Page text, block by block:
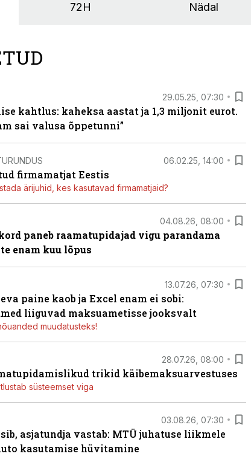
72H Nädal
29.05.25, 07:30
kahtlus: kaheksa aastat ja 1,3 miljonit eurot.
sai valusa õppetunni”
06.02.25, 14:00
firmamatjat Eestis
ärijuhid, kes kasutavad firmamatjaid?
04.08.26, 08:00
paneb raamatupidajad vigu parandama
enam kuu lõpus
13.07.26, 07:30
paine kaob ja Excel enam ei sobi:
liiguvad maksuametisse jooksvalt
muudatusteks!
28.07.26, 08:00
trikid käibemaksuarvestuses
süsteemset viga
03.08.26, 07:30
asjatundja vastab: MTÜ juhatuse liikmele
kasutamise hüvitamine